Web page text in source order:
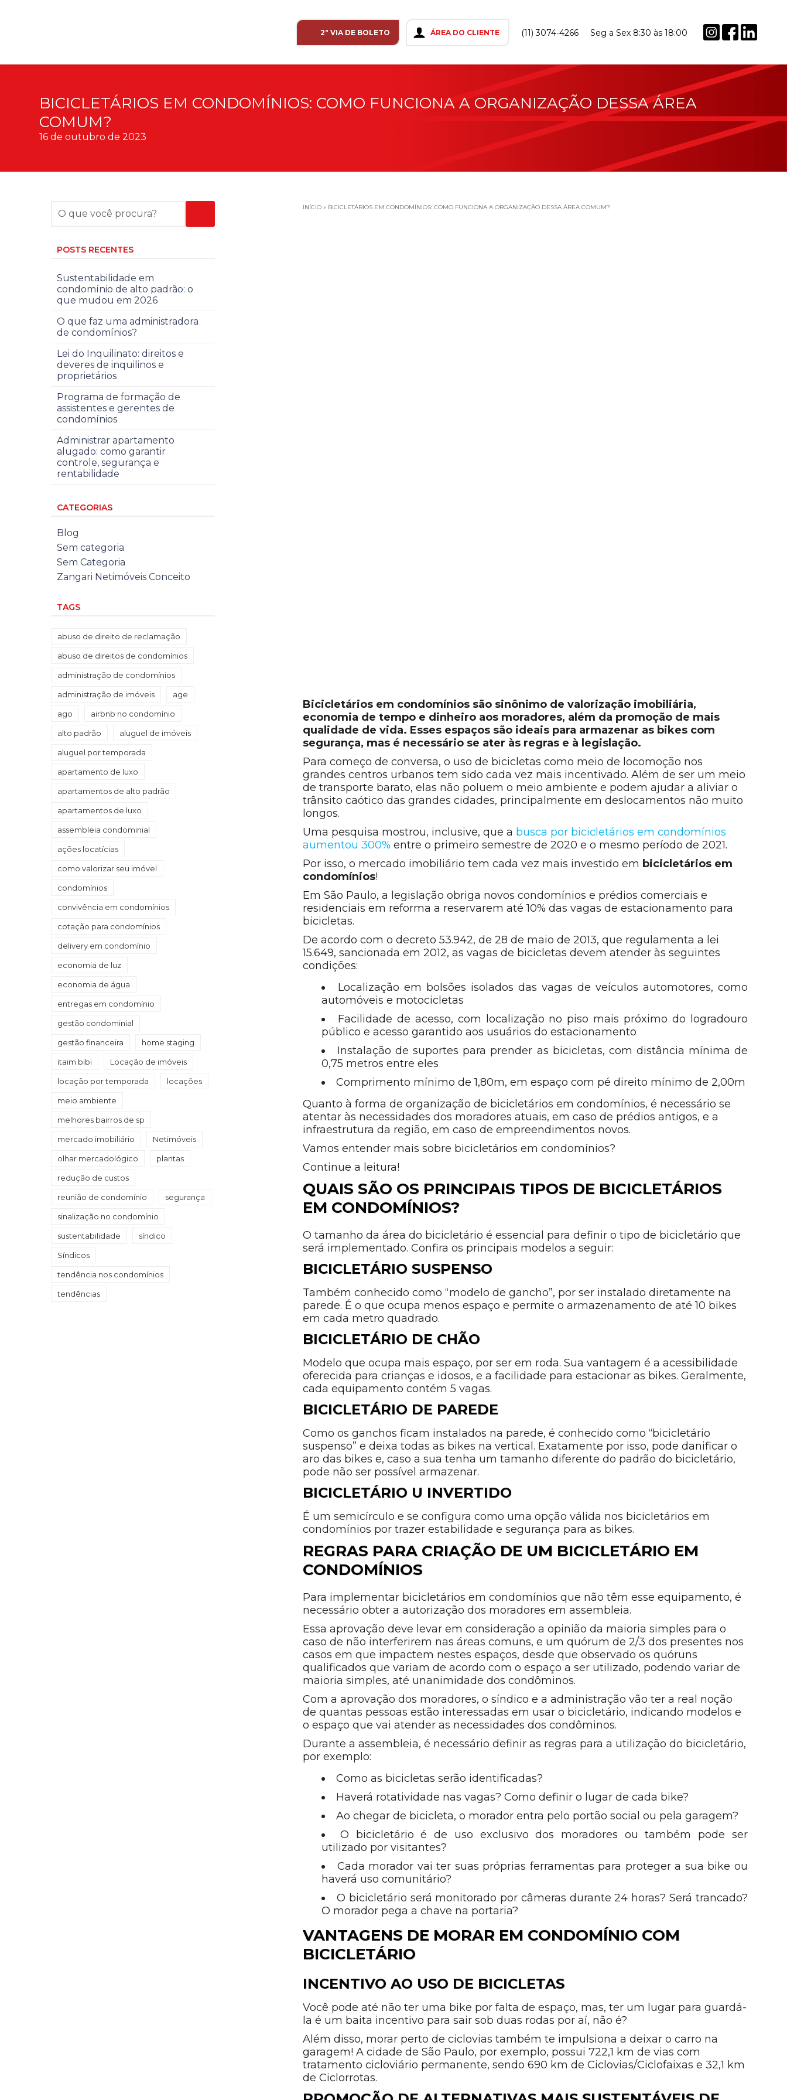
2ª VIA DE BOLETO ÁREA DO CLIENTE (11) 3074-4266 Seg a Sex 8:30 às 18:00
BICICLETÁRIOS EM CONDOMÍNIOS: COMO FUNCIONA A ORGANIZAÇÃO DESSA ÁREA
COMUM?
16 de outubro de 2023
INÍCIO » BICICLETÁRIOS EM CONDOMÍNIOS: COMO FUNCIONA A ORGANIZAÇÃO DESSA ÁREA COMUM?
Bicicletários em condomínios são sinônimo de valorização imobiliária,
economia de tempo e dinheiro aos moradores, além da promoção de mais
qualidade de vida. Esses espaços são ideais para armazenar as bikes com
segurança, mas é necessário se ater às regras e à legislação.
Para começo de conversa, o uso de bicicletas como meio de locomoção nos
grandes centros urbanos tem sido cada vez mais incentivado. Além de ser um meio
de transporte barato, elas não poluem o meio ambiente e podem ajudar a aliviar o
trânsito caótico das grandes cidades, principalmente em deslocamentos não muito
longos.
Uma pesquisa mostrou, inclusive, que a busca por bicicletários em condomínios
aumentou 300%entre o primeiro semestre de 2020 e o mesmo período de 2021.
Por isso, o mercado imobiliário tem cada vez mais investido em bicicletários em
condomínios!
Em São Paulo, a legislação obriga novos condomínios e prédios comerciais e
residenciais em reforma a reservarem até 10% das vagas de estacionamento para
bicicletas.
De acordo com o decreto 53.942, de 28 de maio de 2013, que regulamenta a lei
15.649, sancionada em 2012, as vagas de bicicletas devem atender às seguintes
condições:
Localização em bolsões isolados das vagas de veículos automotores, como
automóveis e motocicletas
Facilidade de acesso, com localização no piso mais próximo do logradouro
público e acesso garantido aos usuários do estacionamento
Instalação de suportes para prender as bicicletas, com distância mínima de
0,75 metros entre eles
Comprimento mínimo de 1,80m, em espaço com pé direito mínimo de 2,00m
Quanto à forma de organização de bicicletários em condomínios, é necessário se
atentar às necessidades dos moradores atuais, em caso de prédios antigos, e a
infraestrutura da região, em caso de empreendimentos novos.
Vamos entender mais sobre bicicletários em condomínios?
Continue a leitura!
QUAIS SÃO OS PRINCIPAIS TIPOS DE BICICLETÁRIOS
EM CONDOMÍNIOS?
O tamanho da área do bicicletário é essencial para definir o tipo de bicicletário que
será implementado. Confira os principais modelos a seguir:
BICICLETÁRIO SUSPENSO
Também conhecido como “modelo de gancho”, por ser instalado diretamente na
parede. É o que ocupa menos espaço e permite o armazenamento de até 10 bikes
em cada metro quadrado.
BICICLETÁRIO DE CHÃO
Modelo que ocupa mais espaço, por ser em roda. Sua vantagem é a acessibilidade
oferecida para crianças e idosos, e a facilidade para estacionar as bikes. Geralmente,
cada equipamento contém 5 vagas.
BICICLETÁRIO DE PAREDE
Como os ganchos ficam instalados na parede, é conhecido como “bicicletário
suspenso” e deixa todas as bikes na vertical. Exatamente por isso, pode danificar o
aro das bikes e, caso a sua tenha um tamanho diferente do padrão do bicicletário,
pode não ser possível armazenar.
BICICLETÁRIO U INVERTIDO
É um semicírculo e se configura como uma opção válida nos bicicletários em
condomínios por trazer estabilidade e segurança para as bikes.
REGRAS PARA CRIAÇÃO DE UM BICICLETÁRIO EM
CONDOMÍNIOS
Para implementar bicicletários em condomínios que não têm esse equipamento, é
necessário obter a autorização dos moradores em assembleia.
Essa aprovação deve levar em consideração a opinião da maioria simples para o
caso de não interferirem nas áreas comuns, e um quórum de 2/3 dos presentes nos
casos em que impactem nestes espaços, desde que observado os quóruns
qualificados que variam de acordo com o espaço a ser utilizado, podendo variar de
maioria simples, até unanimidade dos condôminos.
Com a aprovação dos moradores, o síndico e a administração vão ter a real noção
de quantas pessoas estão interessadas em usar o bicicletário, indicando modelos e
o espaço que vai atender as necessidades dos condôminos.
Durante a assembleia, é necessário definir as regras para a utilização do bicicletário,
por exemplo:
Como as bicicletas serão identificadas?
Haverá rotatividade nas vagas? Como definir o lugar de cada bike?
Ao chegar de bicicleta, o morador entra pelo portão social ou pela garagem?
O bicicletário é de uso exclusivo dos moradores ou também pode ser
utilizado por visitantes?
Cada morador vai ter suas próprias ferramentas para proteger a sua bike ou
haverá uso comunitário?
O bicicletário será monitorado por câmeras durante 24 horas? Será trancado?
O morador pega a chave na portaria?
VANTAGENS DE MORAR EM CONDOMÍNIO COM
BICICLETÁRIO
INCENTIVO AO USO DE BICICLETAS
Você pode até não ter uma bike por falta de espaço, mas, ter um lugar para guardá-
la é um baita incentivo para sair sob duas rodas por aí, não é?
Além disso, morar perto de ciclovias também te impulsiona a deixar o carro na
garagem! A cidade de São Paulo, por exemplo, possui 722,1 km de vias com
tratamento cicloviário permanente, sendo 690 km de Ciclovias/Ciclofaixas e 32,1 km
de Ciclorrotas.
POSTS RECENTES
Sustentabilidade em
condomínio de alto padrão: o
que mudou em 2026
O que faz uma administradora
de condomínios?
Lei do Inquilinato: direitos e
deveres de inquilinos e
proprietários
Programa de formação de
assistentes e gerentes de
condomínios
Administrar apartamento
alugado: como garantir
controle, segurança e
rentabilidade
CATEGORIAS
Blog
Sem categoria
Sem Categoria
Zangari Netimóveis Conceito
TAGS
abuso de direito de reclamação
abuso de direitos de condomínios
administração de condomínios
administração de imóveis age
ago airbnb no condomínio
alto padrão aluguel de imóveis
aluguel por temporada
apartamento de luxo
apartamentos de alto padrão
apartamentos de luxo
assembleia condominial
ações locatícias
como valorizar seu imóvel
condomínios
convivência em condomínios
cotação para condomínios
delivery em condomínio
economia de luz
economia de água
entregas em condomínio
gestão condominial
gestão financeira home staging
itaim bibi Locação de imóveis
locação por temporada locações
meio ambiente
melhores bairros de sp
mercado imobiliário Netimóveis
olhar mercadológico plantas
redução de custos
reunião de condomínio segurança
sinalização no condomínio
sustentabilidade síndico
Síndicos
tendência nos condomínios
tendências